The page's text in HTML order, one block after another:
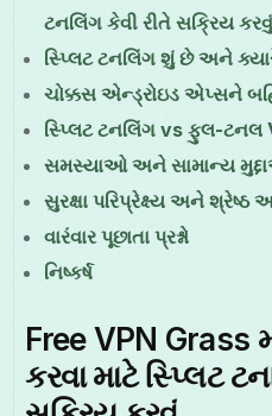
ટનલિંગ કેવી રીતે સક્રિય કરવું
સ્પ્લિટ ટનલિંગ શું છે અને
ચોક્કસ એન્ડ્રોઇડ એપ્સને
સ્પ્લિટ ટનલિંગ vs ફુલ-ટનલ
સમસ્યાઓ અને સામાન્ય
સુરક્ષા પરિપ્રેક્ષ્ય અને શ્રેષ્ઠ
વારંવાર પૂછાતા પ્રશ્નો
નિષ્કર્ષ
Free VPN Grass
કરવા માટે સ્પ્લિટ